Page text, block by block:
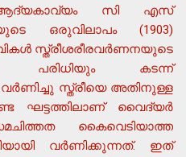
സി എസ്
ഒരുവിലാപം (1903)
സ്ത്രീശരീരവര്‍ണനയുടെ
പരിധിയും കടന്ന്
സ്ത്രീയെ അതിനുള്ള
ഘട്ടത്തിലാണ് വൈദ്യര്‍
കൈവെടിയാത്ത
വര്‍ണിക്കുന്നത്. ഇത്